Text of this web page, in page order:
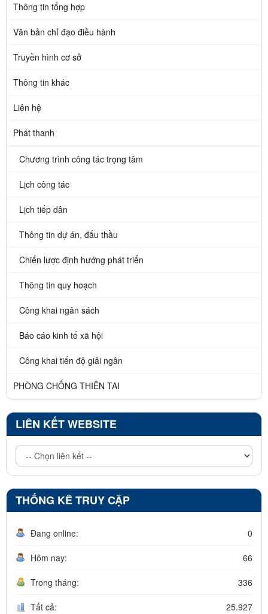
Thông tin tổng hợp
Văn bản chỉ đạo điều hành
Truyền hình cơ sở
Thông tin khác
Liên hệ
Phát thanh
Chương trình công tác trọng tâm
Lịch công tác
Lịch tiếp dân
Thông tin dự án, đấu thầu
Chiến lược định hướng phát triển
Thông tin quy hoạch
Công khai ngân sách
Báo cáo kinh tế xã hội
Công khai tiến độ giải ngân
PHÒNG CHỐNG THIÊN TAI
LIÊN KẾT WEBSITE
THỐNG KÊ TRUY CẬP
Đang online: 0
Hôm nay: 66
Trong tháng: 336
Tất cả: 25.927